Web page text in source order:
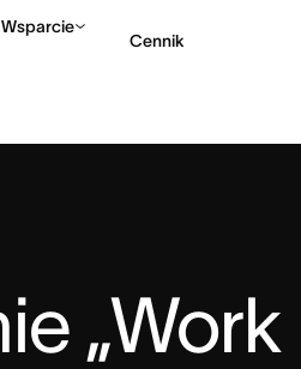
Wsparcie
Cennik